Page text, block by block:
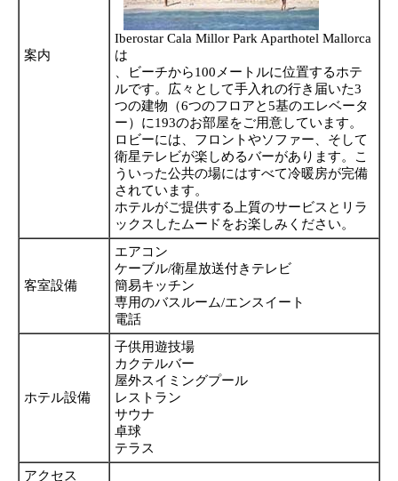
案内
Iberostar Cala Millor Park Aparthotel Mallorca
は
、ビーチから100メートルに位置するホテ
ルです。広々として手入れの行き届いた3
つの建物（6つのフロアと5基のエレベータ
ー）に193のお部屋をご用意しています。
ロビーには、フロントやソファー、そして
衛星テレビが楽しめるバーがあります。こ
ういった公共の場にはすべて冷暖房が完備
されています。
ホテルがご提供する上質のサービスとリラ
ックスしたムードをお楽しみください。
客室設備
エアコン
ケーブル/衛星放送付きテレビ
簡易キッチン
専用のバスルーム/エンスイート
電話
ホテル設備
子供用遊技場
カクテルバー
屋外スイミングプール
レストラン
サウナ
卓球
テラス
アクセス